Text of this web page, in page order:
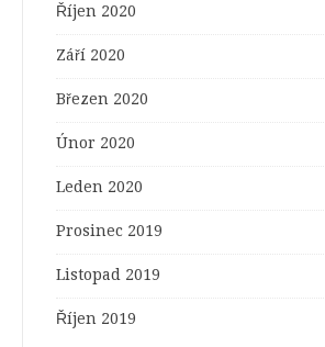
Říjen 2020
Září 2020
Březen 2020
Únor 2020
Leden 2020
Prosinec 2019
Listopad 2019
Říjen 2019